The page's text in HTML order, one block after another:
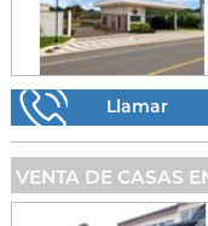
Llamar